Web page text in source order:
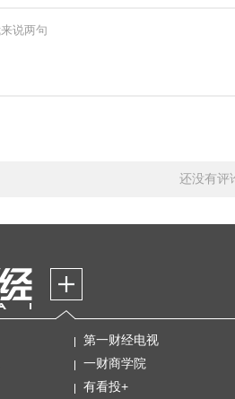
还没有评
第一财经电视
一财商学院
有看投+